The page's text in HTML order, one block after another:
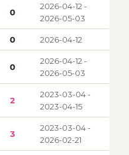
0
2026-04-12 -
2026-05-03
0 2026-04-12
0
2026-04-12 -
2026-05-03
2
2023-03-04 -
2023-04-15
3
2023-03-04 -
2026-02-21